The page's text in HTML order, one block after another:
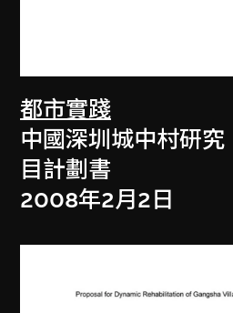
都市實踐
中國深圳城中村研
目計劃書
2008年2月2日